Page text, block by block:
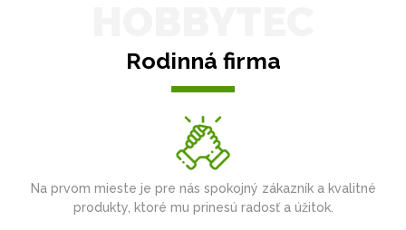
Rodinná firma
Na prvom mieste je pre nás spokojný zákazník a kvalitné
produkty, ktoré mu prinesú radosť a úžitok.